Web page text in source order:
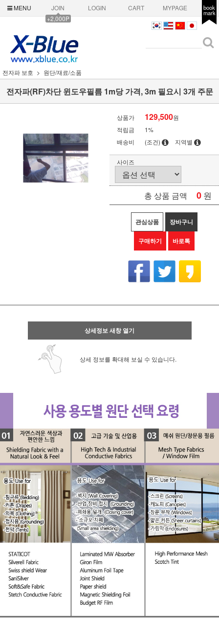
MENU
JOIN
+2,000P
LOGIN CART MYPAGE book
mark
전자파 보호 원단/재료/소품
전자파(RF)차단 윈도우필름 1m당 가격, 3m 필요시 3개 주문
상품가 129,500원
적립금
1%
배송비
(조건) 지역별
사이즈
총 상품 금액 0 원
관심상품 장바구니
구매하기 바로톡
상세정보 새창 열기
상세 정보를 확대해 보실 수 있습니다.